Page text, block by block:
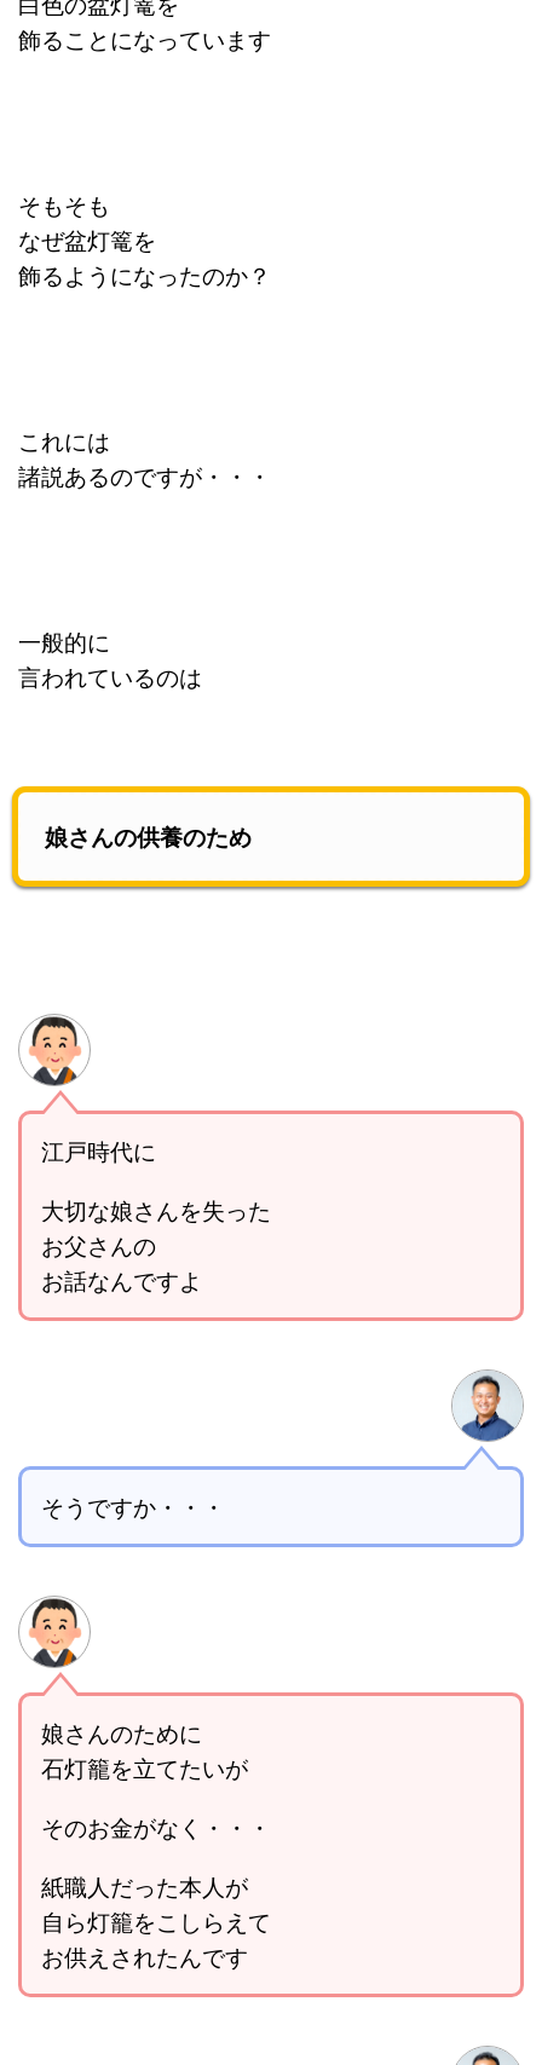
飾ることになっています
そもそも
なぜ盆灯篭を
飾るようになったのか？
これには
諸説あるのですが・・・
一般的に
言われているのは
娘さんの供養のため
江戸時代に
大切な娘さんを失った
お父さんの
お話なんですよ
そうですか・・・
娘さんのために
石灯籠を立てたいが
そのお金がなく・・・
紙職人だった本人が
自ら灯籠をこしらえて
お供えされたんです